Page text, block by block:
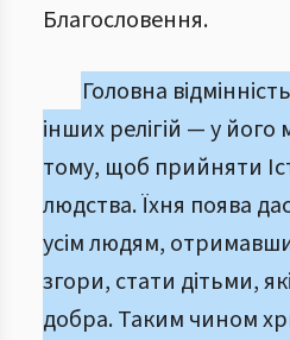
Благословення.
Головна
інших релігій — у його
тому, щоб прийняти
людства. Їхня поява
усім людям,
згори, стати дітьми,
добра. Таким чином